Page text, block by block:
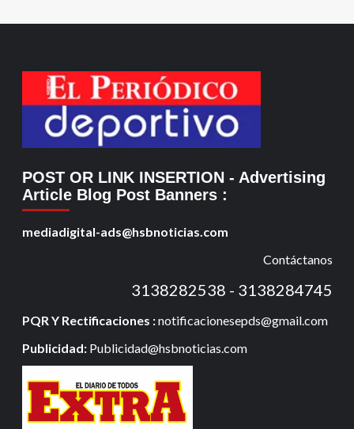
POST OR LINK INSERTION - Advertising
Article Blog Post Banners :
mediadigital-ads@hsbnoticias.com
Contáctanos
3138282538 - 3138284745
PQR Y Rectificaciones :notificacionesepds@gmail.com
Publicidad: Publicidad@hsbnoticias.com